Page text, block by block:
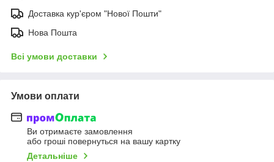
Доставка кур'єром "Нової Пошти"
Нова Пошта
Всі умови доставки
Умови оплати
Ви отримаєте замовлення
або гроші повернуться на вашу картку
Детальніше